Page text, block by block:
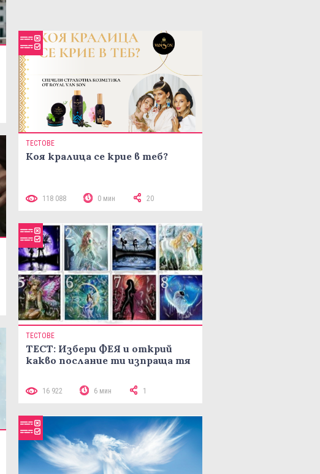
ТЕСТОВЕ
Коя кралица се крие в теб?
118 088 0 мин 20
ТЕСТОВЕ
ТЕСТ: Избери ФЕЯ и открий
какво послание ти изпраща тя
16 922 6 мин 1